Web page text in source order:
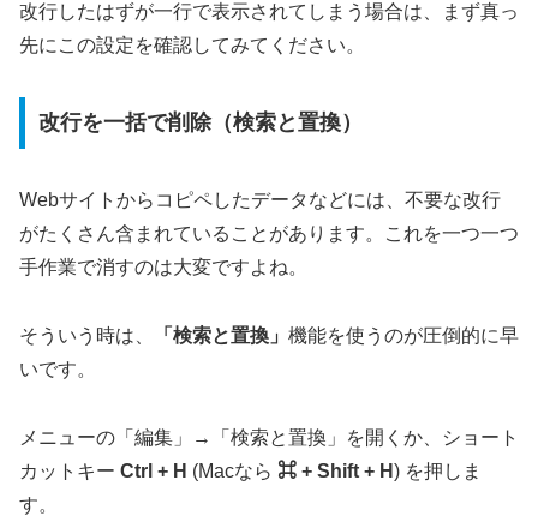
改行したはずが一行で表示されてしまう場合は、まず真っ
先にこの設定を確認してみてください。
改行を一括で削除（検索と置換）
Webサイトからコピペしたデータなどには、不要な改行
がたくさん含まれていることがあります。これを一つ一つ
手作業で消すのは大変ですよね。
そういう時は、 「検索と置換」 機能を使うのが圧倒的に早
いです。
メニューの「編集」→「検索と置換」を開くか、ショート
カットキー Ctrl + H (Macなら ⌘ + Shift + H) を押しま
す。